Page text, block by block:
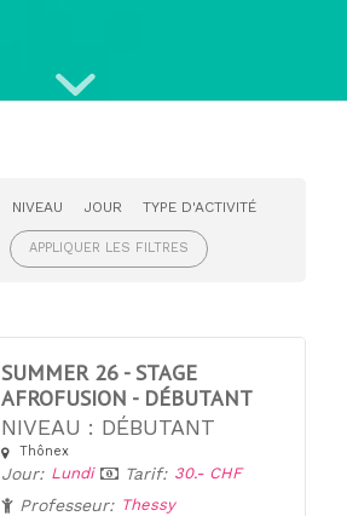
NIVEAU JOUR TYPE D'ACTIVITÉ
APPLIQUER LES FILTRES
SUMMER 26 - STAGE
AFROFUSION - DÉBUTANT
NIVEAU : DÉBUTANT
Thônex
Jour: Lundi Tarif: 30.- CHF
Professeur: Thessy